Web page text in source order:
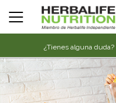
¿Tienes alguna duda?